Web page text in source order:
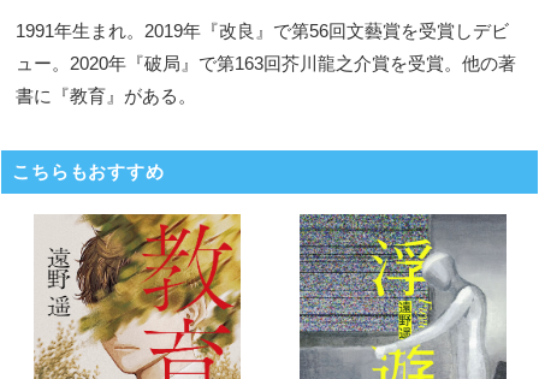
1991年生まれ。2019年『改良』で第56回文藝賞を受賞しデビ
ュー。2020年『破局』で第163回芥川龍之介賞を受賞。他の著
書に『教育』がある。
こちらもおすすめ